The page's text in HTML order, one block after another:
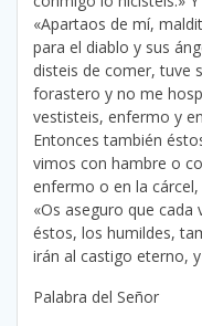
«Apartaos de mí,
para el diablo y sus
disteis de comer, tuve
forastero y no me
vestisteis, enfermo y
Entonces también
vimos con hambre o
enfermo o en la cárcel,
«Os aseguro que
éstos, los humildes,
irán al castigo eterno,
Palabra del Señor